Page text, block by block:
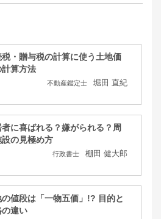
税・贈与税の計算に使う土地価
算方法
不動産鑑定士 堀田 直紀
者に喜ばれる？嫌がられる？周
設の見極め方
行政書士 棚田 健大郎
の値段は「一物五価」!? 目的と
違い